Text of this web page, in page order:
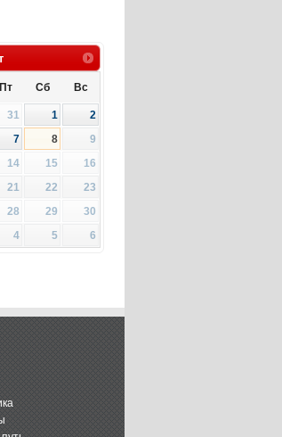
Пт Сб Вс
31 1
2
7 8
9
14 15
16
21 22
23
28 29
30
4 5 6